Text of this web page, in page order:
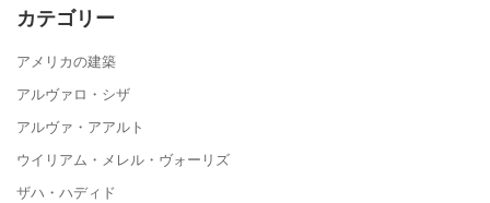
カテゴリー
アメリカの建築
アルヴァロ・シザ
アルヴァ・アアルト
ウイリアム・メレル・ヴォーリズ
ザハ・ハディド